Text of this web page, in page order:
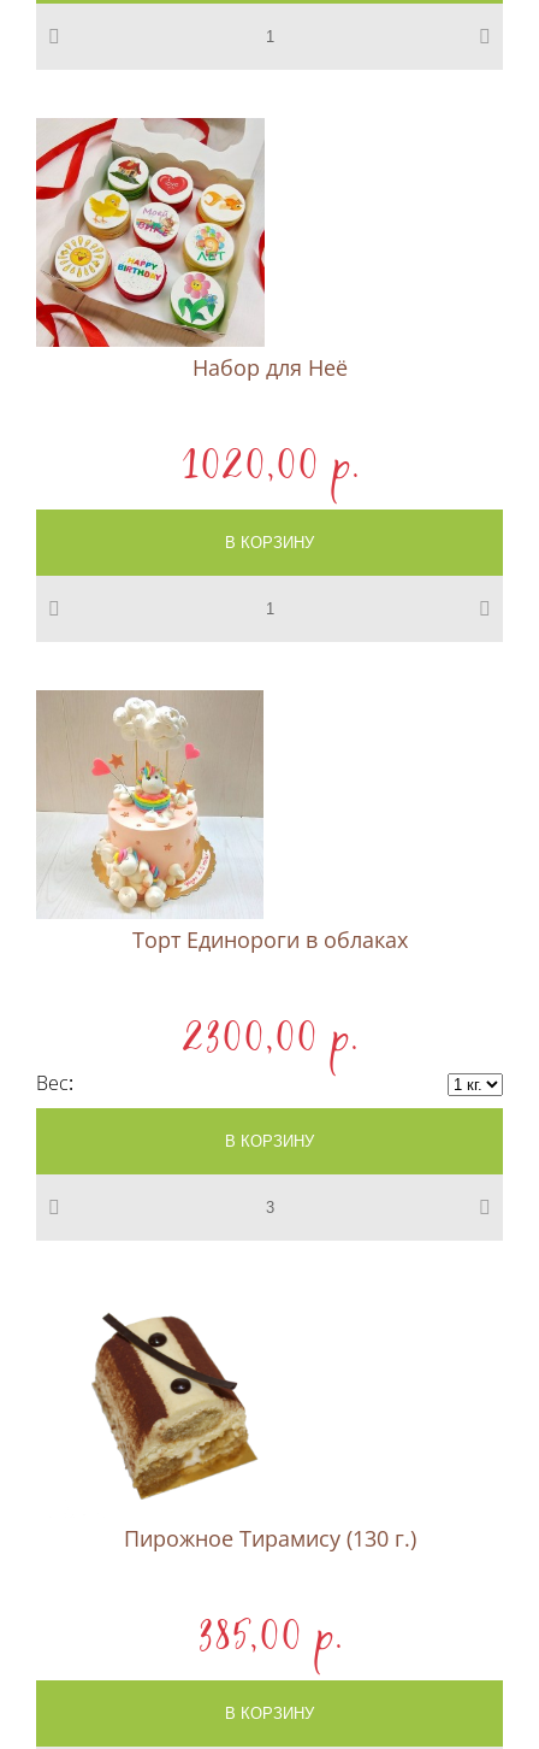
Набор для Неё
1020,00 p.
Торт Единороги в облаках
2300,00 p.
Вес
Пирожное Тирамису (130 г.)
385,00 p.